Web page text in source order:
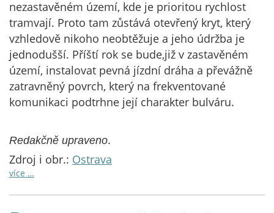
nezastavěném území, kde je prioritou rychlost
tramvají. Proto tam zůstává otevřený kryt, který
vzhledově nikoho neobtěžuje a jeho údržba je
jednodušší. Příští rok se bude,již v zastavěném
území, instalovat pevná jízdní dráha a převážně
zatravněný povrch, který na frekventované
komunikaci podtrhne její charakter bulváru.
Redakčně upraveno.
Zdroj i obr.: Ostrava
více …